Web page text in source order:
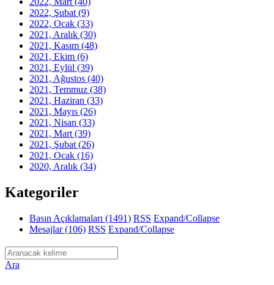
2022, Şubat (9)
2022, Ocak (33)
2021, Aralık (30)
2021, Kasım (48)
2021, Ekim (6)
2021, Eylül (39)
2021, Ağustos (40)
2021, Temmuz (38)
2021, Haziran (33)
2021, Mayıs (26)
2021, Nisan (33)
2021, Mart (39)
2021, Şubat (26)
2021, Ocak (16)
2020, Aralık (34)
Kategoriler
Basın Açıklamaları (1491) RSS Expand/Collapse
Mesajlar(106) RSS Expand/Collapse
Ara